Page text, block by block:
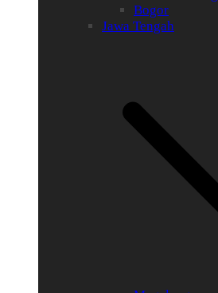
Bogor
Jawa Tengah